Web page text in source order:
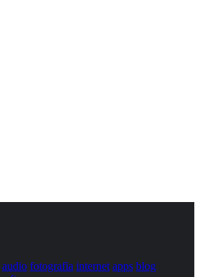
audio fotografia internet apps blog